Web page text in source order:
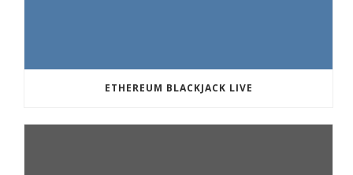
ETHEREUM BLACKJACK LIVE